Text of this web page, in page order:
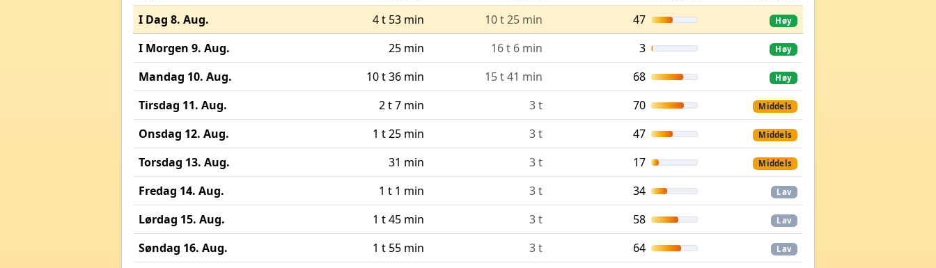
I Dag 8. Aug. 4 t 53 min 10 t 25 min 47 Høy
I Morgen 9. Aug. 25 min 16 t 6 min 3 Høy
Mandag 10. Aug. 10 t 36 min 15 t 41 min 68 Høy
Tirsdag 11. Aug. 2 t 7 min 3 t 70 Middels
Onsdag 12. Aug. 1 t 25 min 3 t 47 Middels
Torsdag 13. Aug. 31 min 3 t 17 Middels
Fredag 14. Aug. 1 t 1 min 3 t 34 Lav
Lørdag 15. Aug. 1 t 45 min 3 t 58 Lav
Søndag 16. Aug. 1 t 55 min 3 t 64 Lav